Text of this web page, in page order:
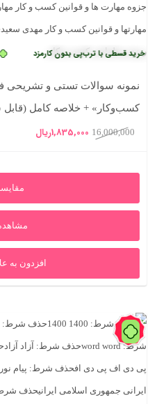
هر قسطی با ترب‌پی بدون کارمزد
نمونه سوالات تستی و
کسب‌وکار» + خلاصه کامل (قابل
دانشگاهی
16,000,000 قیمت
16,000,000ریال
1,835,000ریال
افزدون به
87%